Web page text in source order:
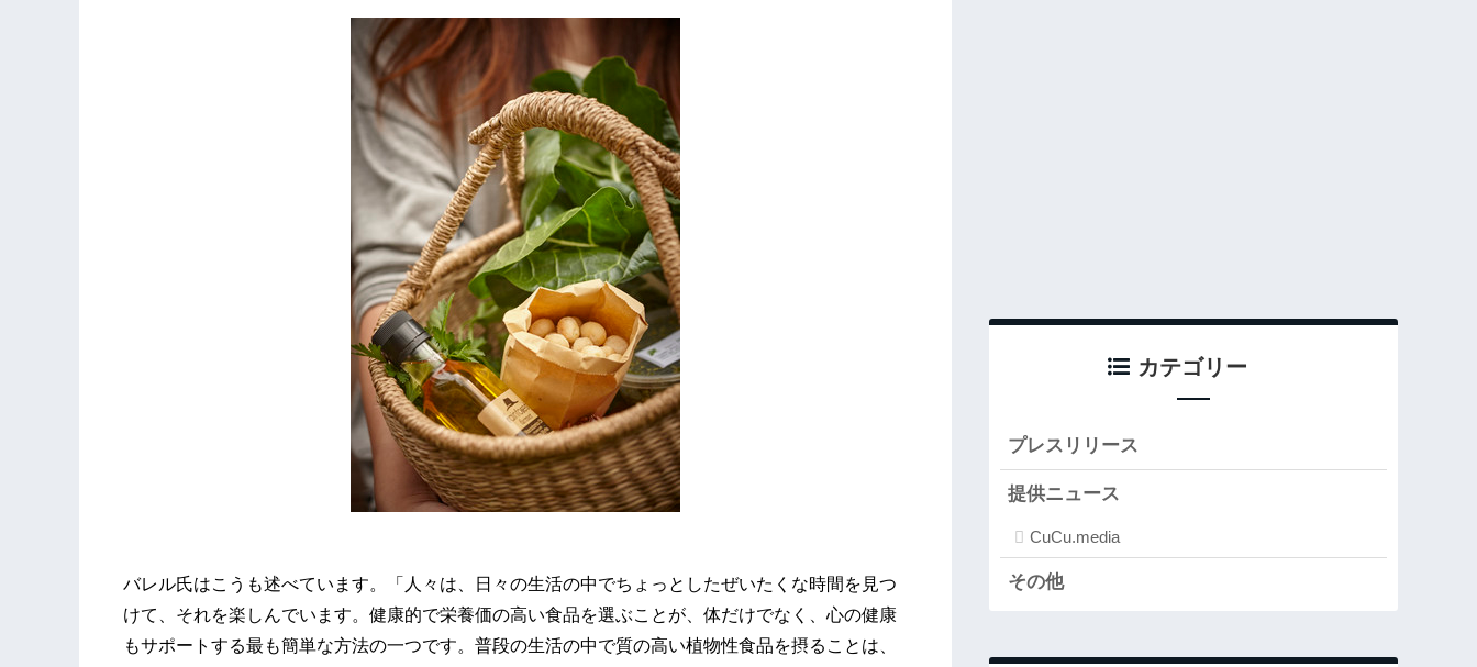
バレル氏はこうも述べています。「人々は、日々の生活の中でちょっとしたぜいたくな時間を見つ
けて、それを楽しんでいます。健康的で栄養価の高い食品を選ぶことが、体だけでなく、心の健康
もサポートする最も簡単な方法の一つです。普段の生活の中で質の高い植物性食品を摂ることは、
カテゴリー
プレスリリース
提供ニュース
CuCu.media
その他